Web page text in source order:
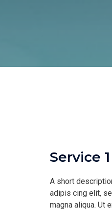
Service 1
A short
adipis cing elit,
magna aliqua. Ut